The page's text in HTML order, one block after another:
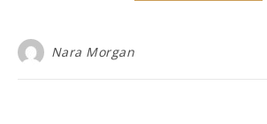
Nara Morgan